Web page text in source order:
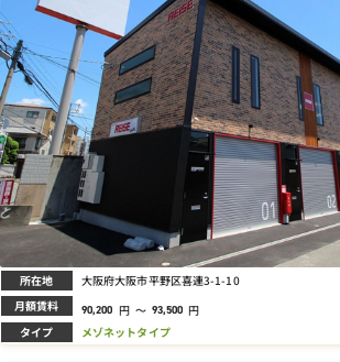
所在地 大阪府大阪市平野区喜連3-1-10
月額賃料 90,200 円 ～ 93,500 円
タイプ メゾネットタイプ